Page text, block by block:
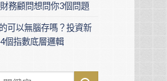
務顧問想問你3個問題
可以無腦存嗎？投資新
個指數底層邏輯